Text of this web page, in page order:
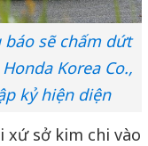
sẽ chấm dứt
Korea Co.,
kỷ hiện diện
xứ sở kim chi vào